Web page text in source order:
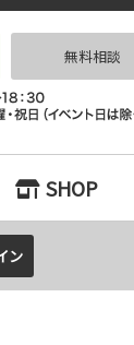
ノベっ家（リノベ
無料相談
SHOP